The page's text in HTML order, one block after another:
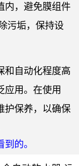
内，避免膜组件
污垢，保持设
和自动化程度高
应用。在使用
护保养，以确保
的。